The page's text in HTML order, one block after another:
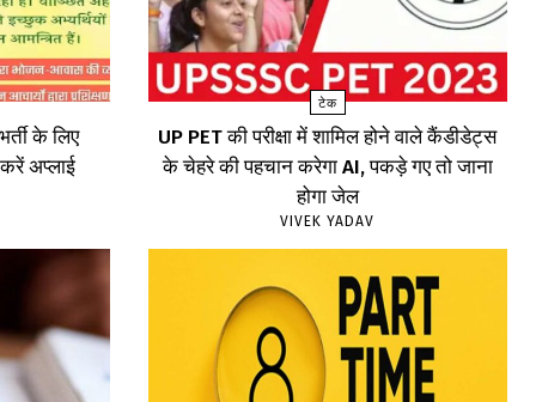
के लिए
अप्लाई
टेक
UP PET की परीक्षा में शामिल होने वाले कैंडीडेट्स
के चेहरे की पहचान करेगा AI, पकड़े गए तो जाना
होगा जेल
VIVEK YADAV